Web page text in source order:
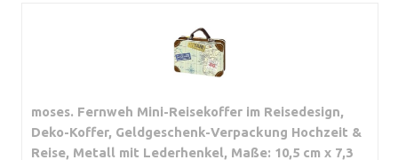
moses. Fernweh Mini-Reisekoffer im Reisedesign,
Deko-Koffer, Geldgeschenk-Verpackung Hochzeit &
Reise, Metall mit Lederhenkel, Maße: 10,5 cm x 7,3